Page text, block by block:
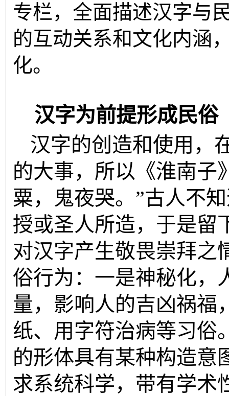
专栏，全面描述汉字与
的互动关系和文化内涵
化。
汉字为前提形成民俗
汉字的创造和使用，
的大事，所以《淮南子
粟，鬼夜哭。”古人不
授或圣人所造，于是留
对汉字产生敬畏崇拜之
俗行为：一是神秘化，
量，影响人的吉凶祸福
纸、用字符治病等习俗
的形体具有某种构造意
求系统科学，带有学术